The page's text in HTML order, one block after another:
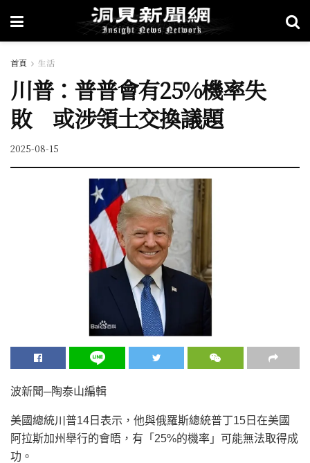
首頁 生活
川普：普普會有25%機率失
敗 或涉領土交換議題
2025-08-15
波新聞─陶泰山編輯
美國總統川普14日表示，他與俄羅斯總統普丁15日在美國
阿拉斯加州舉行的會晤，有「25%的機率」可能無法取得成
功。